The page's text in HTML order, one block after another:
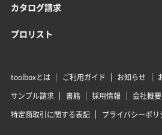
カタログ請求
プロリスト
toolboxとは ご利用ガイド お知らせ
サンプル請求
書籍 採用情報
会社概要
特定商取引に関する表記
プライバシーポリ